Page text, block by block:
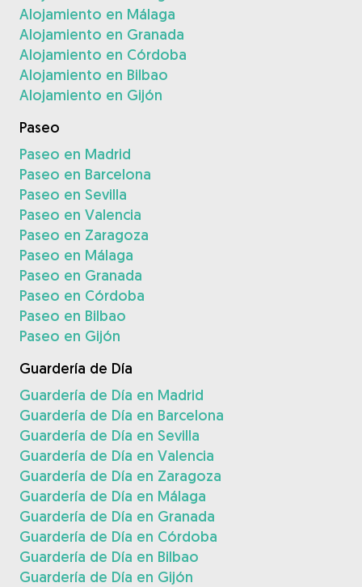
Alojamiento en Málaga
Alojamiento en Granada
Alojamiento en Córdoba
Alojamiento en Bilbao
Alojamiento en Gijón
Paseo
Paseo en Madrid
Paseo en Barcelona
Paseo en Sevilla
Paseo en Valencia
Paseo en Zaragoza
Paseo en Málaga
Paseo en Granada
Paseo en Córdoba
Paseo en Bilbao
Paseo en Gijón
Guardería de Día
Guardería de Día en Madrid
Guardería de Día en Barcelona
Guardería de Día en Sevilla
Guardería de Día en Valencia
Guardería de Día en Zaragoza
Guardería de Día en Málaga
Guardería de Día en Granada
Guardería de Día en Córdoba
Guardería de Día en Bilbao
Guardería de Día en Gijón